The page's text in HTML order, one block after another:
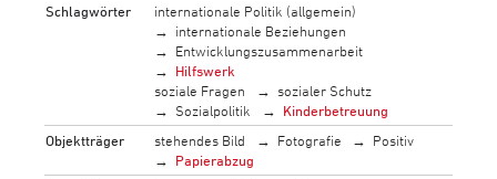
Schlagwörter
internationale Politik (allgemein)
internationale Beziehungen
Entwicklungszusammenarbeit
Hilfswerk
soziale Fragen
sozialer Schutz
Sozialpolitik
Kinderbetreuung
Objektträger
stehendes Bild Fotografie
Positiv
Papierabzug